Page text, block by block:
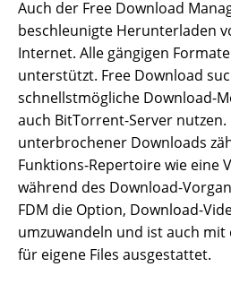
Auch der Free Download
beschleunigte Herunterladen
Internet. Alle gängigen
unterstützt. Free Download
schnellstmögliche Download-
auch BitTorrent-Server
unterbrochener Downloads
Funktions-Repertoire wie eine
während des Download-
FDM die Option, Download-
umzuwandeln und ist auch
für eigene Files ausgestattet.